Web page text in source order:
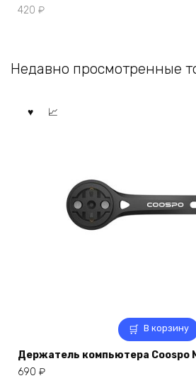
420 ₽
Недавно просмотренные
В корзину
Держатель компьютера Coospo
690 ₽